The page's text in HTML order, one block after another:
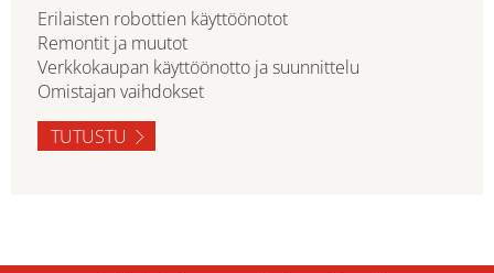
Erilaisten robottien käyttöönotot
Remontit ja muutot
Verkkokaupan käyttöönotto ja suunnittelu
Omistajan vaihdokset
TUTUSTU